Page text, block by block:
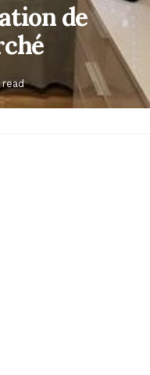
de
read